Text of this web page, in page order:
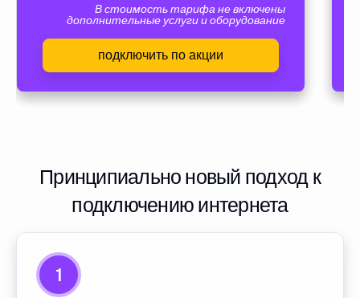
В стоимость тарифа не включены
дополнительные услуги и оборудование
подключить по акции
Принципиально новый подход к
подключению интернета
1